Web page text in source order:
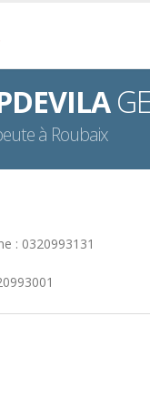
à Roubaix
: 0320993131